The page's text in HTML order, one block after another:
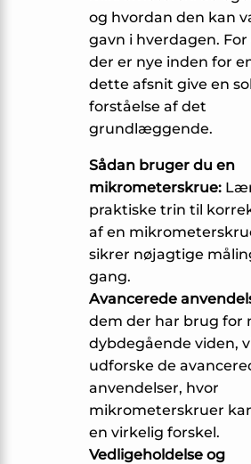
og hvordan den kan
gavn i hverdagen.
der er nye inden for
dette afsnit give en
forståelse af det
grundlæggende.
Sådan bruger du en
mikrometerskrue:
praktiske trin til
af en
sikrer nøjagtige
gang.
Avancerede
dem der har brug for
dybdegående viden,
udforske de
anvendelser, hvor
mikrometerskruer
en virkelig forskel.
Vedligeholdelse og